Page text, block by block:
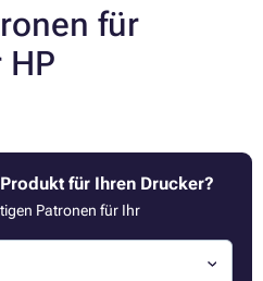
für
für Ihren Drucker?
Patronen für Ihr